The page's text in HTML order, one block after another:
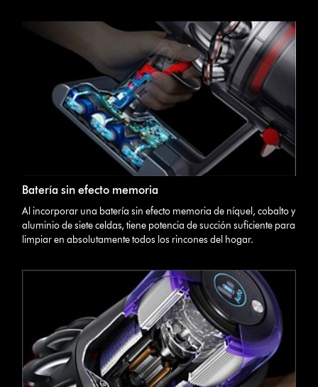
Batería sin efecto memoria
Al incorporar una batería sin efecto memoria de níquel, cobalto y
aluminio de siete celdas, tiene potencia de succión suficiente para
limpiar en absolutamente todos los rincones del hogar.